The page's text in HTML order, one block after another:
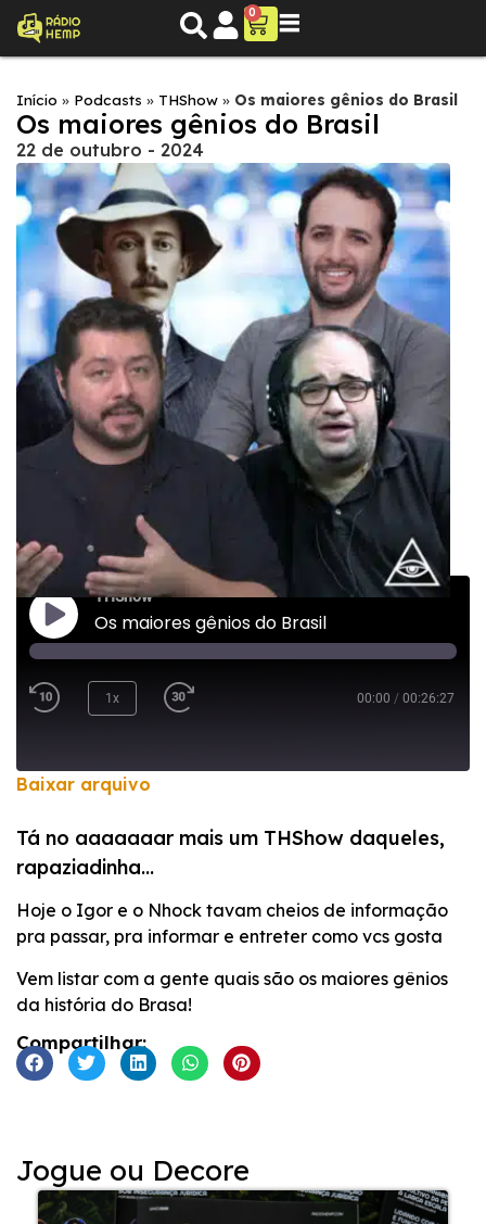
0
Início » Podcasts » THShow » Os maiores gênios do Brasil
Os maiores gênios do Brasil
22 de outubro - 2024
THShow
Os maiores gênios do Brasil
1x 00:00 / 00:26:27
FEED RSS
LINK
INCORPORAR
Baixar arquivo
Tá no aaaaaaar mais um THShow daqueles,
rapaziadinha…
Hoje o Igor e o Nhock tavam cheios de informação
pra passar, pra informar e entreter como vcs gosta
Vem listar com a gente quais são os maiores gênios
da história do Brasa!
Compartilhar:
Jogue ou Decore